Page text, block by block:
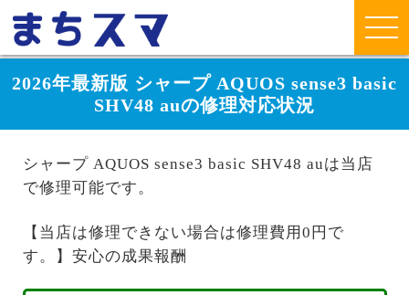
2026年最新版 シャープ AQUOS sense3 basic
SHV48 auの修理対応状況
シャープ AQUOS sense3 basic SHV48 auは当店
で修理可能です。
【当店は修理できない場合は修理費用0円で
す。】安心の成果報酬